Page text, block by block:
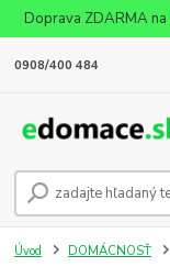
Doprava ZDARMA
0908/400 484
Úvod DOMÁCNOSŤ